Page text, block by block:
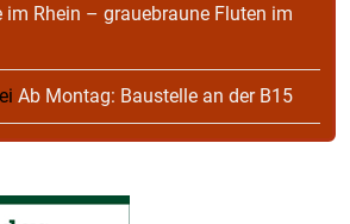
im Rhein – grauebraune Fluten im
Ab Montag: Baustelle an der B15